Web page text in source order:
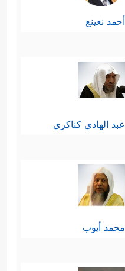
أحمد نعينع
عبد الهادي كناكري
محمد أيوب